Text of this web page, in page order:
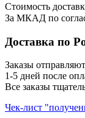
Стоимость
За МКАД по
Доставка по
Заказы
1-5 дней после
Все заказы
Чек-лист